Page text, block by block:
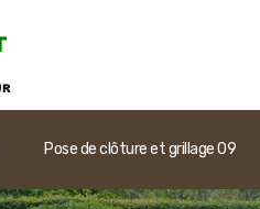
Pose de clôture et grillage 09